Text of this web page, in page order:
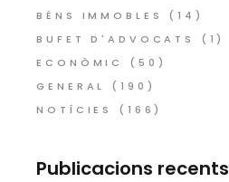
BÉNS IMMOBLES
(14)
BUFET D'ADVOCATS
(1)
ECONÒMIC
(50)
GENERAL
(190)
NOTÍCIES
(166)
Publicacions recents